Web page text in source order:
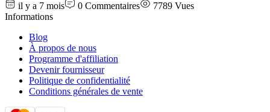
il y a 7 mois
0 Commentaires 7789 Vues
Informations
Blog
À propos de nous
Programme d'affiliation
Devenir fournisseur
Politique de confidentialité
Conditions générales de vente